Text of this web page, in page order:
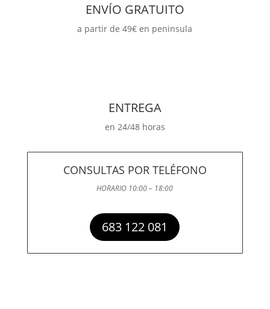
ENVÍO GRATUITO
a partir de 49€ en peninsula
ENTREGA
en 24/48 horas
CONSULTAS POR TELÉFONO
HORARIO 10:00 – 18:00
683 122 081